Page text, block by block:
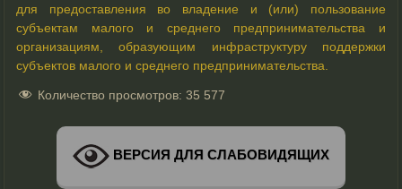
для предоставления во владение и (или) пользование
субъектам малого и среднего предпринимательства и
организациям, образующим инфраструктуру поддержки
субъектов малого и среднего предпринимательства.
Количество просмотров: 35 577
ВЕРСИЯ ДЛЯ СЛАБОВИДЯЩИХ